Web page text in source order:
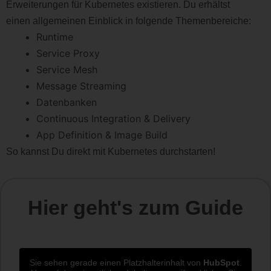
Erweiterungen für Kubernetes existieren. Du erhältst
einen allgemeinen Einblick in folgende Themenbereiche:
Runtime
Service Proxy
Service Mesh
Message Streaming
Datenbanken
Continuous Integration & Delivery
App Definition & Image Build
So kannst Du direkt mit Kubernetes durchstarten!
Hier geht's zum Guide
Sie sehen gerade einen Platzhalterinhalt von HubSpot